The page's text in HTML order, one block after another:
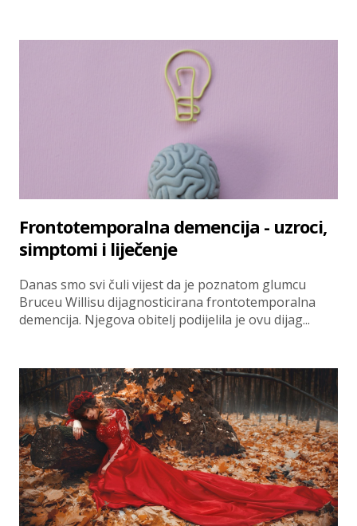
Frontotemporalna demencija - uzroci,
simptomi i liječenje
Danas smo svi čuli vijest da je poznatom glumcu
Bruceu Willisu dijagnosticirana frontotemporalna
demencija. Njegova obitelj podijelila je ovu dijag...